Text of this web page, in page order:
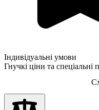
Індивідуальні умови
Гнучкі ціни та спеціальні